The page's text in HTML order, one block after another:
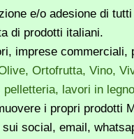
e/o adesione di
di prodotti italiani.
imprese
Ortofrutta, Vino,
lavori in
i propri prodotti
social, email,